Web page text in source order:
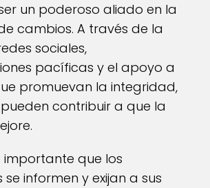
un poderoso aliado en la
cambios. A través de la
sociales,
pacíficas y el apoyo a
promuevan la integridad,
contribuir a que la
importante que los
informen y exijan a sus